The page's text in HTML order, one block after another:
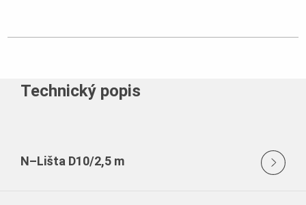
Technický popis
N–Lišta D10/2,5 m